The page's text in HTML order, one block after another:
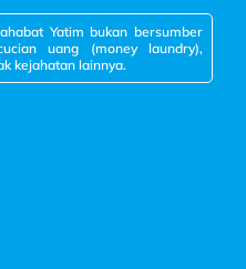
Yatim bukan bersumber
uang (money laundry),
kejahatan lainnya.